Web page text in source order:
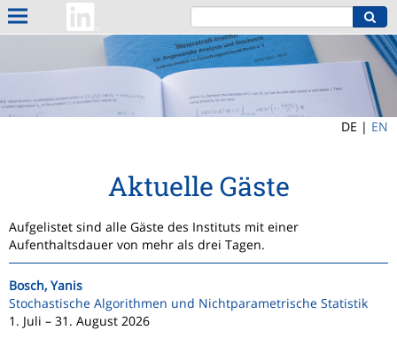
DE | EN
Aktuelle Gäste
Aufgelistet sind alle Gäste des Instituts mit einer
Aufenthaltsdauer von mehr als drei Tagen.
Bosch, Yanis
Stochastische Algorithmen und Nichtparametrische Statistik
1. Juli – 31. August 2026